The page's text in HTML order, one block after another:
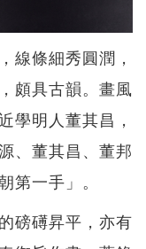
線條細秀圓潤，
頗具古韻。畫風
學明人董其昌，
、董其昌、董邦
第一手」。
磅礡昇平，亦有